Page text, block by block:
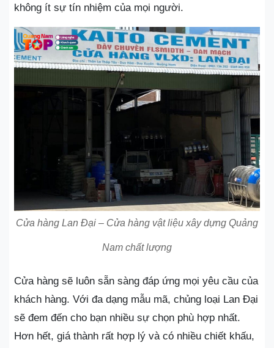
không ít sự tín nhiệm của mọi người.
Cửa hàng Lan Đại – Cửa hàng vật liệu xây dựng Quảng
Nam chất lượng
Cửa hàng sẽ luôn sẵn sàng đáp ứng mọi yêu cầu của
khách hàng. Với đa dạng mẫu mã, chủng loại Lan Đại
sẽ đem đến cho bạn nhiều sự chọn phù hợp nhất.
Hơn hết, giá thành rất hợp lý và có nhiều chiết khấu,